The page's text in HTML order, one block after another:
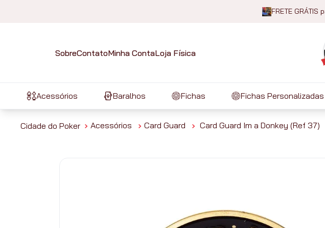
FRETE
SobreContatoMinha ContaLoja Física
Acessórios Baralhos Fichas Fichas Personalizadas
Acessórios Card Guard Card Guard Im a Donkey (Ref 37)